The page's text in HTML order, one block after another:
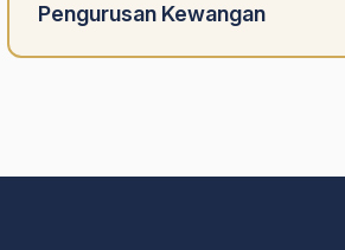
Pengurusan Kewangan